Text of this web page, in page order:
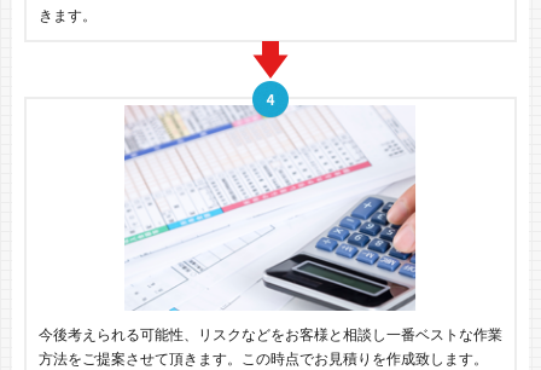
きます。
今後考えられる可能性、リスクなどをお客様と相談し一番ベストな作業
方法をご提案させて頂きます。この時点でお見積りを作成致します。